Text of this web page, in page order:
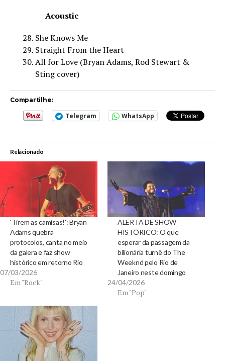
Acoustic
She Knows Me
Straight From the Heart
All for Love (Bryan Adams, Rod Stewart &
Sting cover)
Compartilhe:
Telegram WhatsApp
Relacionado
‘Tirem as camisas!’: Bryan
Adams quebra
protocolos, canta no meio
da galera e faz show
histórico em retorno Rio
07/03/2026
Em "Rock"
ALERTA DE SHOW
HISTÓRICO: O que
esperar da passagem da
bilionária turnê do The
Weeknd pelo Rio de
Janeiro neste domingo
24/04/2026
Em "Pop"